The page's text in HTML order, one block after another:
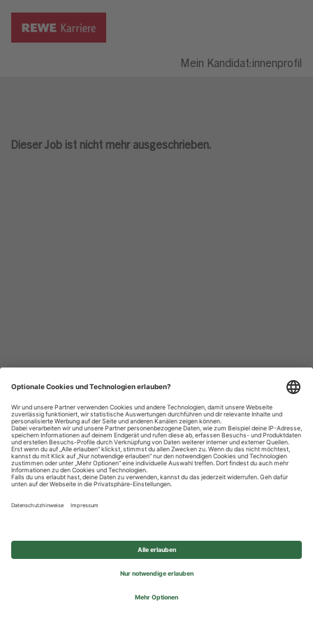
Mein Kandidat:innenprofil
Dieser Job ist nicht mehr ausgeschrieben.
Datenschutzhinweise
Impressum
Privatsphäre-Einstellungen
© 2026 REWE Group - All rights reserved